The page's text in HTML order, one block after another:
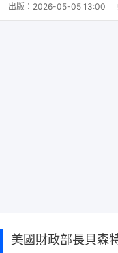
出版： 2026-05-05 13:00
美國財政部長貝森